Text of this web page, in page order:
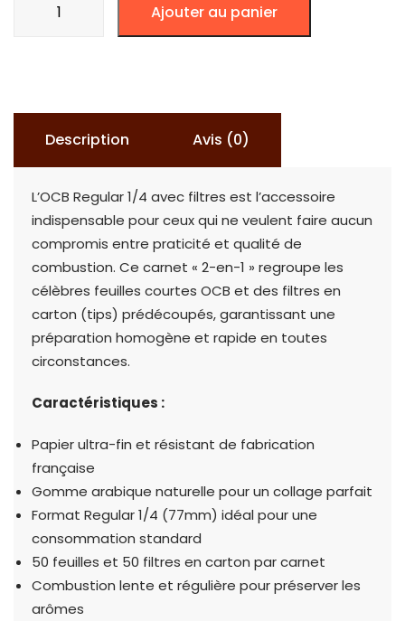
avec
Ajouter au panier
Description Avis (0)
L’OCB Regular 1/4 avec filtres est l’accessoire
indispensable pour ceux qui ne veulent faire aucun
compromis entre praticité et qualité de
combustion. Ce carnet « 2-en-1 » regroupe les
célèbres feuilles courtes OCB et des filtres en
carton (tips) prédécoupés, garantissant une
préparation homogène et rapide en toutes
circonstances.
Caractéristiques :
Papier ultra-fin et résistant de fabrication
française
Gomme arabique naturelle pour un collage parfait
Format Regular 1/4 (77mm) idéal pour une
consommation standard
50 feuilles et 50 filtres en carton par carnet
Combustion lente et régulière pour préserver les
arômes